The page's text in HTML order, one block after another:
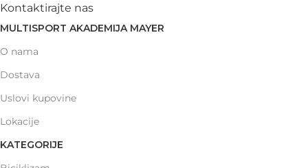
Kontaktirajte nas
MULTISPORT AKADEMIJA MAYER
O nama
Dostava
Uslovi kupovine
Lokacije
KATEGORIJE